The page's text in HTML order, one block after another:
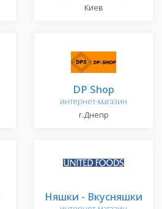
Киев
DP Shop
интернет-магазин
г.Днепр
Няшки - Вкусняшки